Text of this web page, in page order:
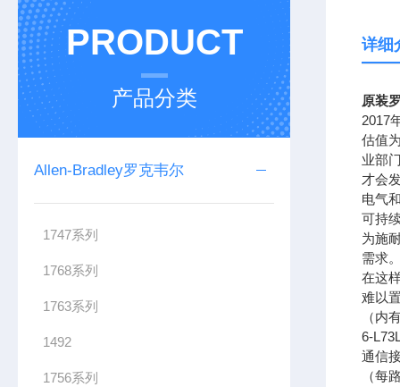
PRODUCT
产品分类
Allen-Bradley罗克韦尔
1747系列
1768系列
1763系列
1492
1756系列
详细
原装
2017
估值
业部
才会
电气
可持
为施
需求
在这
难以
（内
6-
通信
（每